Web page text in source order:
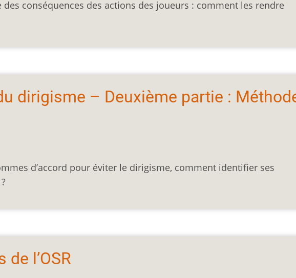
des conséquences des actions des joueurs : comment les rendre
dirigisme – Deuxième partie :
d’accord pour éviter le dirigisme, comment identifier ses
l’OSR